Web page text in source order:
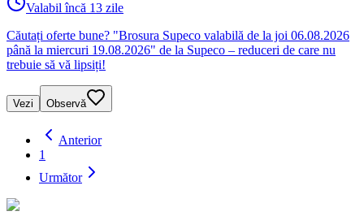
Valabil încă 13 zile
Căutați oferte bune? "Brosura Supeco valabilă de la joi 06.08.2026
până la miercuri 19.08.2026" de la Supeco – reduceri de care nu
trebuie să vă lipsiți!
Vezi Observă
Anterior
1
Următor